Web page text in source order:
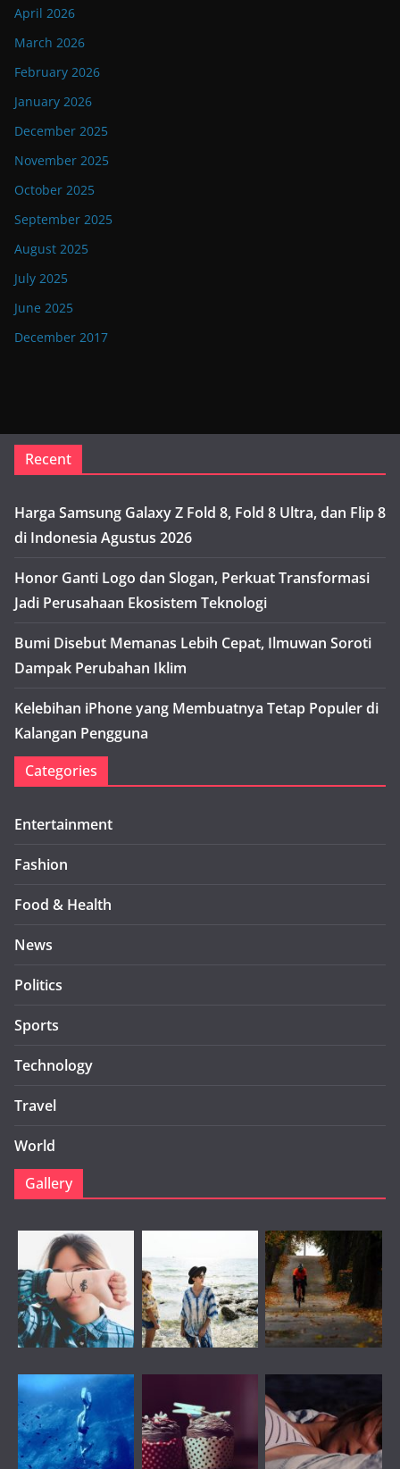
April 2026
March 2026
February 2026
January 2026
December 2025
November 2025
October 2025
September 2025
August 2025
July 2025
June 2025
December 2017
Recent
Harga Samsung Galaxy Z Fold 8, Fold 8 Ultra, dan Flip 8
di Indonesia Agustus 2026
Honor Ganti Logo dan Slogan, Perkuat Transformasi
Jadi Perusahaan Ekosistem Teknologi
Bumi Disebut Memanas Lebih Cepat, Ilmuwan Soroti
Dampak Perubahan Iklim
Kelebihan iPhone yang Membuatnya Tetap Populer di
Kalangan Pengguna
Categories
Entertainment
Fashion
Food & Health
News
Politics
Sports
Technology
Travel
World
Gallery